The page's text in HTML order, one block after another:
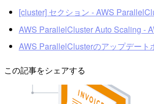
[cluster] セクション - AWS
AWS ParallelCluster Auto Scaling -
AWS ParallelClusterのアップデート
この記事をシェアする